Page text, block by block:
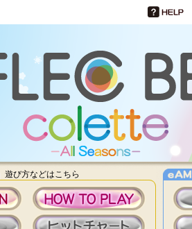
遊び方などはこちら
HOWTOPLAY